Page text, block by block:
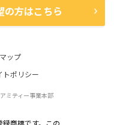
の方はこちら
ップ
トポリシー
ミティー事業本部
商標です。この